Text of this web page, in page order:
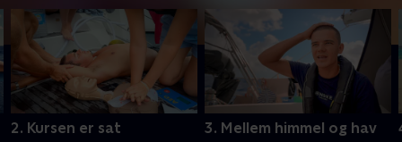
2. Kursen er sat 3. Mellem himmel og hav